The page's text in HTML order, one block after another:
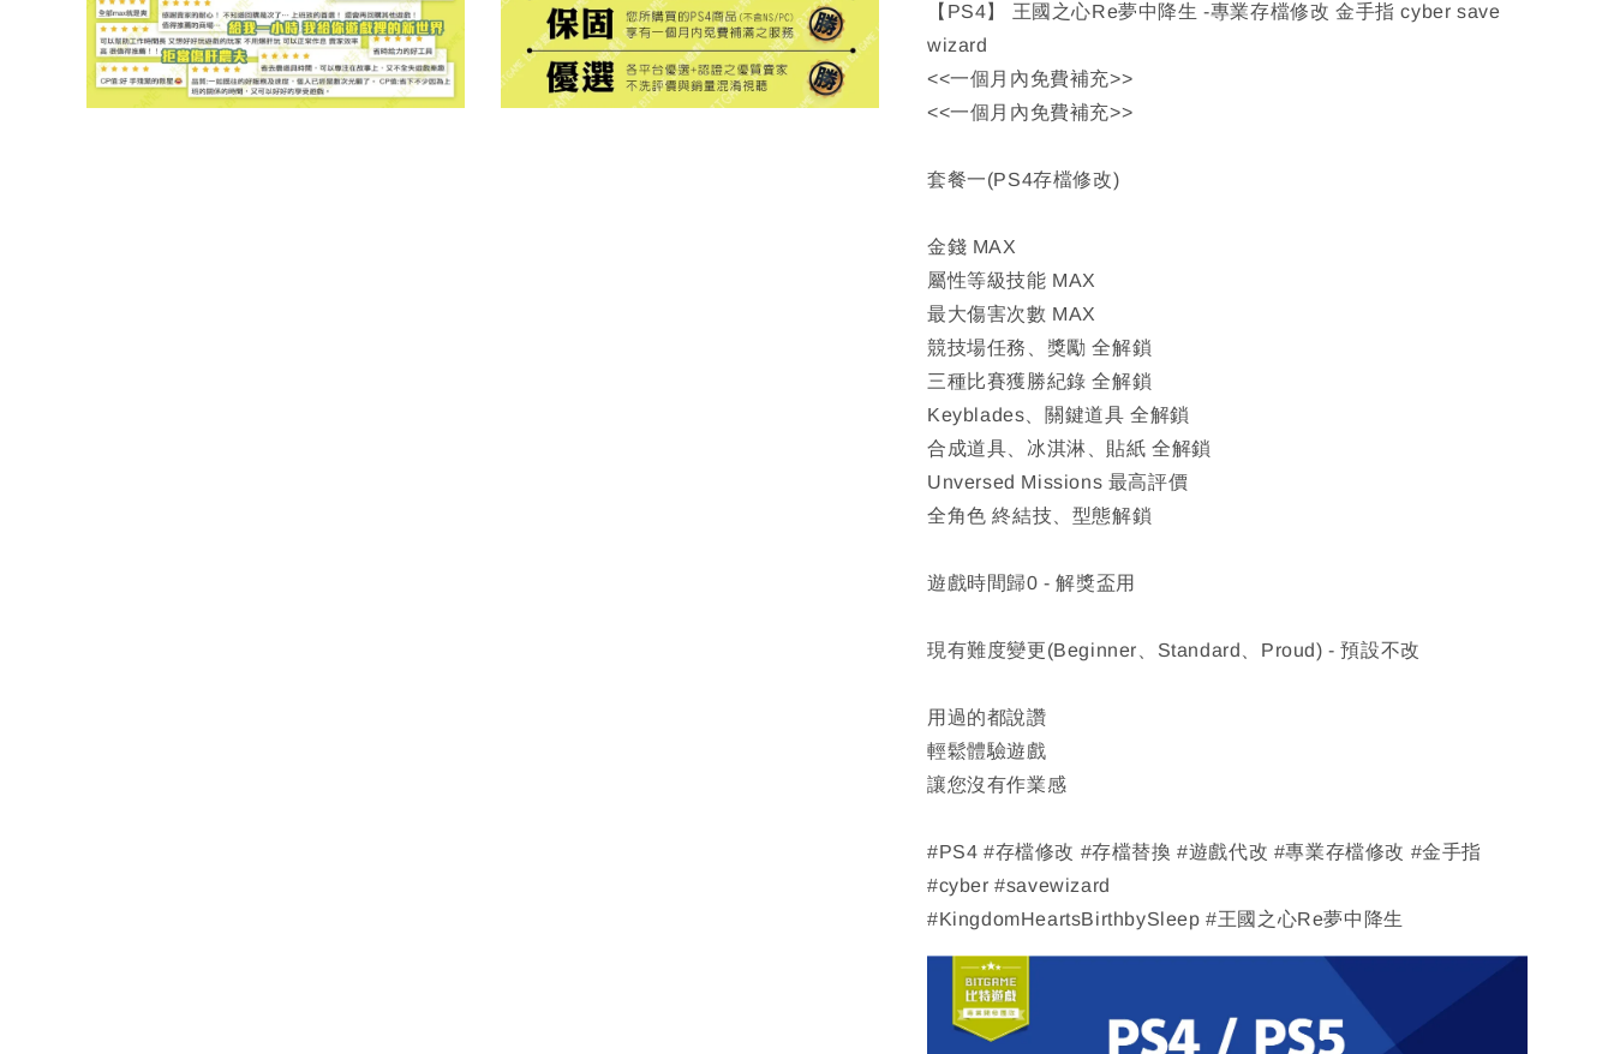
【PS4】 王國之心Re夢中降生 -專業存檔修改 金手指 cyber save
wizard
<<一個月內免費補充>>
<<一個月內免費補充>>
套餐一(PS4存檔修改)
金錢 MAX
屬性等級技能 MAX
最大傷害次數 MAX
競技場任務、獎勵 全解鎖
三種比賽獲勝紀錄 全解鎖
Keyblades、關鍵道具 全解鎖
合成道具、冰淇淋、貼紙 全解鎖
Unversed Missions 最高評價
全角色 終結技、型態解鎖
遊戲時間歸0 - 解獎盃用
現有難度變更(Beginner、Standard、Proud) - 預設不改
用過的都說讚
輕鬆體驗遊戲
讓您沒有作業感
#PS4 #存檔修改 #存檔替換 #遊戲代改 #專業存檔修改 #金手指
#cyber #savewizard
#KingdomHeartsBirthbySleep #王國之心Re夢中降生